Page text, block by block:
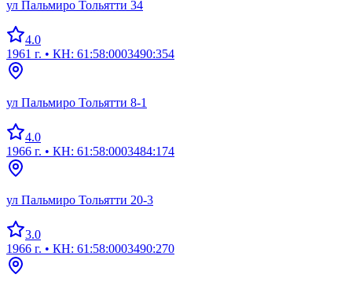
ул Пальмиро Тольятти 34
4.0
1961 г. • КН: 61:58:0003490:354
ул Пальмиро Тольятти 8-1
4.0
1966 г. • КН: 61:58:0003484:174
ул Пальмиро Тольятти 20-3
3.0
1966 г. • КН: 61:58:0003490:270